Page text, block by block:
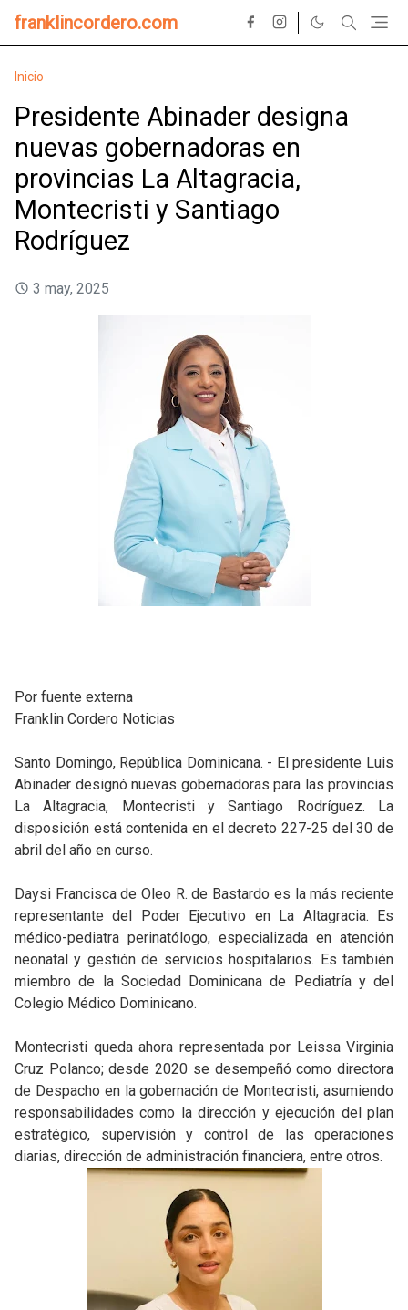
franklincordero.com
Inicio
Presidente Abinader designa
nuevas gobernadoras en
provincias La Altagracia,
Montecristi y Santiago
Rodríguez
3 may, 2025
Por fuente externa
Franklin Cordero Noticias
Santo Domingo, República Dominicana. - El presidente Luis
Abinader designó nuevas gobernadoras para las provincias
La Altagracia, Montecristi y Santiago Rodríguez. La
disposición está contenida en el decreto 227-25 del 30 de
abril del año en curso.
Daysi Francisca de Oleo R. de Bastardo es la más reciente
representante del Poder Ejecutivo en La Altagracia. Es
médico-pediatra perinatólogo, especializada en atención
neonatal y gestión de servicios hospitalarios. Es también
miembro de la Sociedad Dominicana de Pediatría y del
Colegio Médico Dominicano.
Montecristi queda ahora representada por Leissa Virginia
Cruz Polanco; desde 2020 se desempeñó como directora
de Despacho en la gobernación de Montecristi, asumiendo
responsabilidades como la dirección y ejecución del plan
estratégico, supervisión y control de las operaciones
diarias, dirección de administración financiera, entre otros.